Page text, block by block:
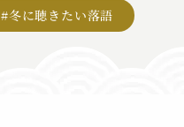
#冬に聴きたい落語